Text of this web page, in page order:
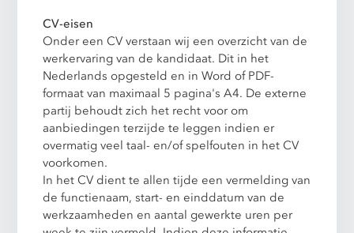
CV-eisen
Onder een CV verstaan wij een overzicht van de
werkervaring van de kandidaat. Dit in het
Nederlands opgesteld en in Word of PDF-
formaat van maximaal 5 pagina's A4. De externe
partij behoudt zich het recht voor om
aanbiedingen terzijde te leggen indien er
overmatig veel taal- en/of spelfouten in het CV
voorkomen.
In het CV dient te allen tijde een vermelding van
de functienaam, start- en einddatum van de
werkzaamheden en aantal gewerkte uren per